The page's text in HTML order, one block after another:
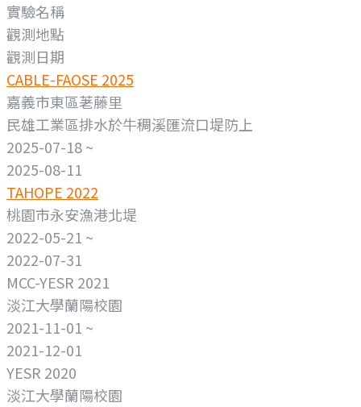
實驗名稱
觀測地點
觀測日期
CABLE-FAOSE 2025
嘉義市東區荖藤里
民雄工業區排水於牛稠溪匯流口堤防上
2025-07-18 ~
2025-08-11
TAHOPE 2022
桃園市永安漁港北堤
2022-05-21 ~
2022-07-31
MCC-YESR 2021
淡江大學蘭陽校園
2021-11-01 ~
2021-12-01
YESR 2020
淡江大學蘭陽校園